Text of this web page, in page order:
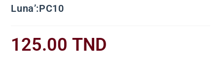
Luna’:PC10
125.00TND